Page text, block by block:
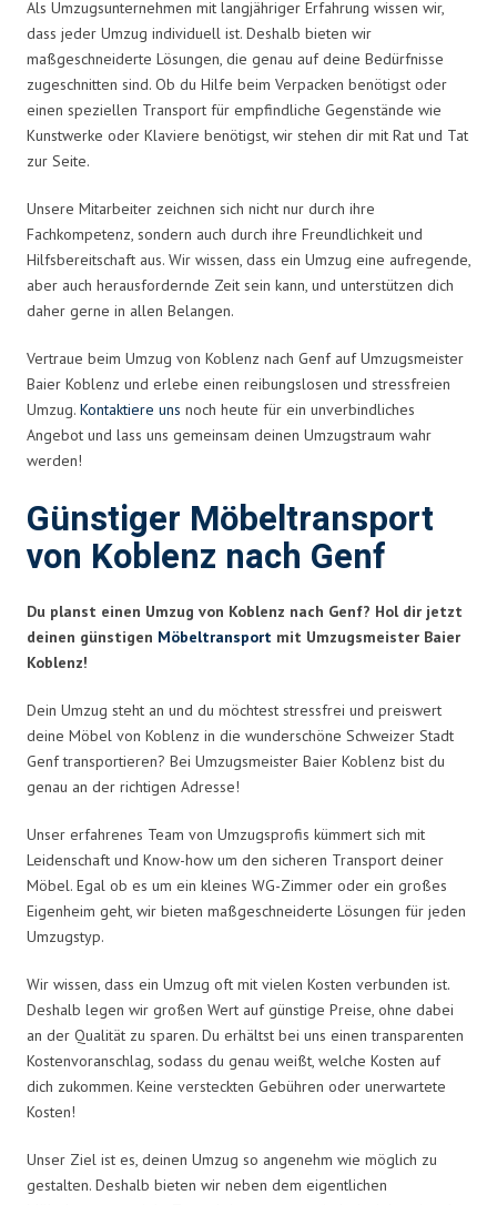
Als Umzugsunternehmen mit langjähriger Erfahrung wissen wir,
dass jeder Umzug individuell ist. Deshalb bieten wir
maßgeschneiderte Lösungen, die genau auf deine Bedürfnisse
zugeschnitten sind. Ob du Hilfe beim Verpacken benötigst oder
einen speziellen Transport für empfindliche Gegenstände wie
Kunstwerke oder Klaviere benötigst, wir stehen dir mit Rat und Tat
zur Seite.
Unsere Mitarbeiter zeichnen sich nicht nur durch ihre
Fachkompetenz, sondern auch durch ihre Freundlichkeit und
Hilfsbereitschaft aus. Wir wissen, dass ein Umzug eine aufregende,
aber auch herausfordernde Zeit sein kann, und unterstützen dich
daher gerne in allen Belangen.
Vertraue beim Umzug von Koblenz nach Genf auf Umzugsmeister
Baier Koblenz und erlebe einen reibungslosen und stressfreien
Umzug. Kontaktiere uns noch heute für ein unverbindliches
Angebot und lass uns gemeinsam deinen Umzugstraum wahr
werden!
Günstiger Möbeltransport
von Koblenz nach Genf
Du planst einen Umzug von Koblenz nach Genf? Hol dir jetzt
deinen günstigen Möbeltransport mit Umzugsmeister Baier
Koblenz!
Dein Umzug steht an und du möchtest stressfrei und preiswert
deine Möbel von Koblenz in die wunderschöne Schweizer Stadt
Genf transportieren? Bei Umzugsmeister Baier Koblenz bist du
genau an der richtigen Adresse!
Unser erfahrenes Team von Umzugsprofis kümmert sich mit
Leidenschaft und Know-how um den sicheren Transport deiner
Möbel. Egal ob es um ein kleines WG-Zimmer oder ein großes
Eigenheim geht, wir bieten maßgeschneiderte Lösungen für jeden
Umzugstyp.
Wir wissen, dass ein Umzug oft mit vielen Kosten verbunden ist.
Deshalb legen wir großen Wert auf günstige Preise, ohne dabei
an der Qualität zu sparen. Du erhältst bei uns einen transparenten
Kostenvoranschlag, sodass du genau weißt, welche Kosten auf
dich zukommen. Keine versteckten Gebühren oder unerwartete
Kosten!
Unser Ziel ist es, deinen Umzug so angenehm wie möglich zu
gestalten. Deshalb bieten wir neben dem eigentlichen